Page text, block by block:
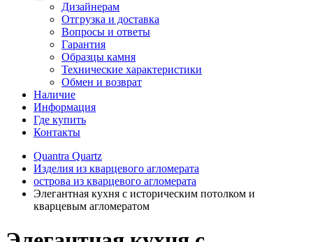
Дизайнерам
Отгрузка и доставка
Вопросы и ответы
Гарантия
Образцы камня
Технические характеристики
Обмен и возврат
Наличие
Информация
Где купить
Контакты
Quantra Quartz
Изделия из кварцевого агломерата
острова из кварцевого агломерата
Элегантная кухня с историческим потолком и
кварцевым агломератом